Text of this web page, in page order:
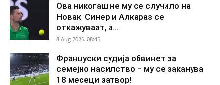
Ова никогаш не му се случило на
Новак: Синер и Алкараз се
откажуваат, а...
8 Aug 2026. 08:45
Француски судија обвинет за
семејно насилство – му се заканува
18 месеци затвор!